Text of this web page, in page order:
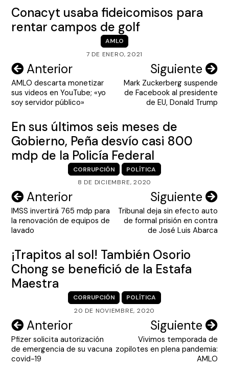
Conacyt usaba fideicomisos para
rentar campos de golf
AMLO
7 DE ENERO, 2021
Navegación
de
entradas
Anterior
AMLO descarta monetizar
sus videos en YouTube; «yo
soy servidor público»
Siguiente
Mark Zuckerberg suspende
de Facebook al presidente
de EU, Donald Trump
En sus últimos seis meses de
Gobierno, Peña desvío casi 800
mdp de la Policía Federal
CORRUPCIÓN
POLÍTICA
8 DE DICIEMBRE, 2020
Navegación
de
entradas
Anterior
IMSS invertirá 765 mdp para
la renovación de equipos de
lavado
Siguiente
Tribunal deja sin efecto auto
de formal prisión en contra
de José Luis Abarca
¡Trapitos al sol! También Osorio
Chong se benefició de la Estafa
Maestra
CORRUPCIÓN
POLÍTICA
20 DE NOVIEMBRE, 2020
Navegación
de
entradas
Anterior
Pfizer solicita autorización
de emergencia de su vacuna
covid-19
Siguiente
Vivimos temporada de
zopilotes en plena pandemia:
AMLO